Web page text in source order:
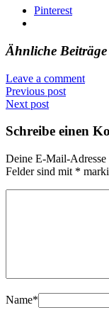
Pinterest
Ähnliche Beiträge
Leave a comment
Previous post
Next post
Schreibe einen
Deine E-Mail-
Felder sind mit *
Name*